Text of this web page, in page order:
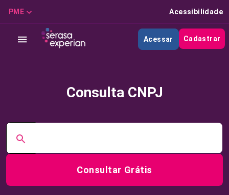
PME Acessibilidade
Acessar Cadastrar
Consulta CNPJ
Consultar Grátis